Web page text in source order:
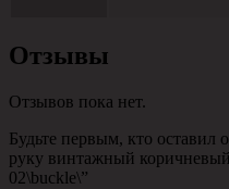
Отзывы
Отзывов пока нет.
Будьте первым, кто оставил
руку винтажный
02\buckle\”